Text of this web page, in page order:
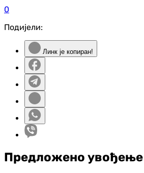
0
Подијели:
Линк је копиран!
Предложено увођење